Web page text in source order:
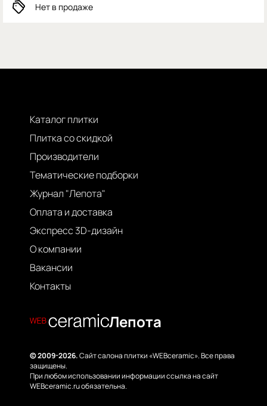
Нет в продаже
Каталог плитки
Плитка со скидкой
Производители
Тематические подборки
Журнал "Лепота"
Оплата и доставка
Экспресс 3D-дизайн
О компании
Вакансии
Контакты
© 2009-2026.Сайт салона плитки «WEBceramic». Все права
защищены.
При любом использовании информации ссылка на сайт
WEBceramic.ru обязательна.
Лепота